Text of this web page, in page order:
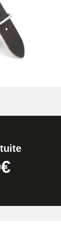
Débutant
Bracelet
de Bracelet de